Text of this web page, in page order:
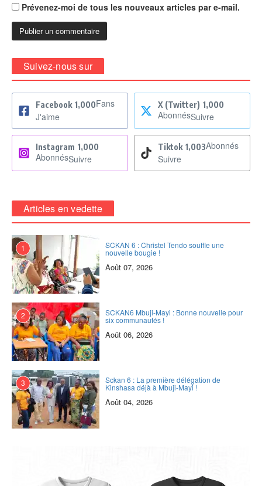
Prévenez-moi de tous les nouveaux articles par e-mail.
Suivez-nous sur
Facebook 1,000Fans
J'aime
X (Twitter) 1,000
AbonnésSuivre
Instagram 1,000
AbonnésSuivre
Tiktok 1,003Abonnés
Suivre
Articles en vedette
1 SCKAN 6 : Christel Tendo souffle une
nouvelle bougie !
Août 07, 2026
2 SCKAN6 Mbuji-Mayi : Bonne nouvelle pour
six communautés !
Août 06, 2026
3 Sckan 6 : ‎La première délégation de
Kinshasa déjà à Mbuji-Mayi !
Août 04, 2026